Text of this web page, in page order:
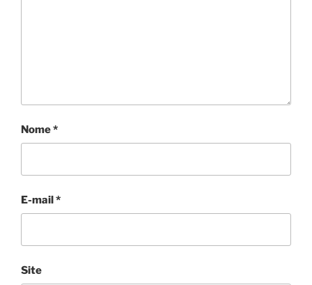
Nome*
E-mail*
Site